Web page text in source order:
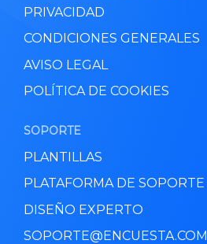
PRIVACIDAD
CONDICIONES GENERALES
AVISO LEGAL
POLÍTICA DE COOKIES
SOPORTE
PLANTILLAS
PLATAFORMA DE SOPORTE
DISEÑO EXPERTO
SOPORTE@ENCUESTA.COM